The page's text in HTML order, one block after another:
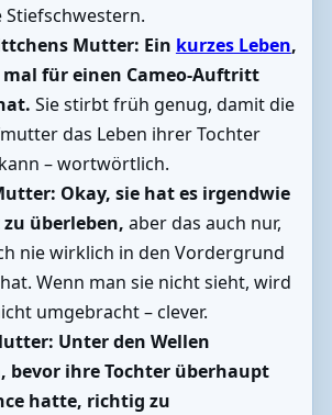
Stiefschwestern.
Mutter: Ein kurzes Leben,
für einen Cameo-Auftritt
Sie stirbt früh genug, damit die
das Leben ihrer Tochter
– wortwörtlich.
Okay, sie hat es irgendwie
überleben, aber das auch nur,
nie wirklich in den Vordergrund
Wenn man sie nicht sieht, wird
umgebracht – clever.
Unter den Wellen
bevor ihre Tochter überhaupt
hatte, richtig zu